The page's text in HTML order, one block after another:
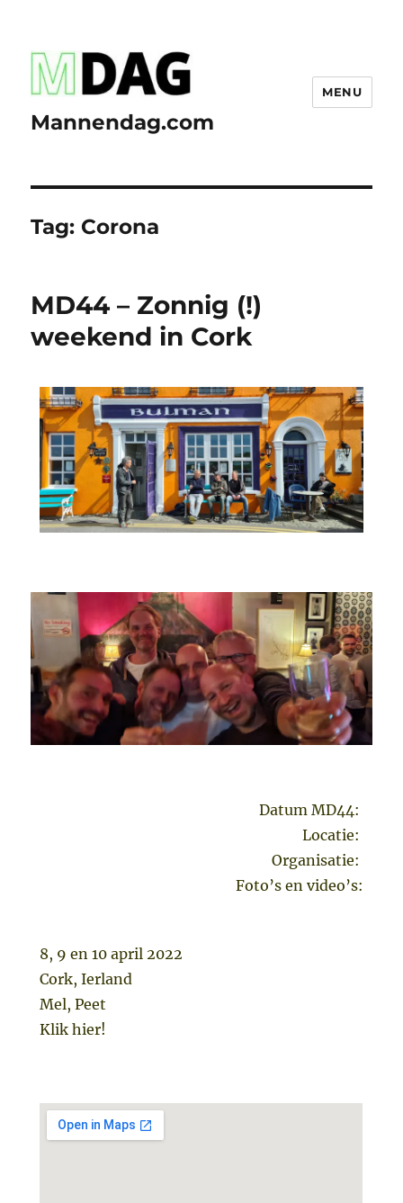
Mannendag.com
MENU
Tag: Corona
MD44 – Zonnig (!)
weekend in Cork
Datum MD44:
Locatie:
Organisatie:
Foto’s en video’s:
8, 9 en 10 april 2022
Cork, Ierland
Mel, Peet
Klik hier!